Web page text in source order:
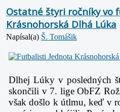
Ostatné štyri ročníky vo
Krásnohorská Dlhá Lúka
Napísal(a) Š. Tomášik
Dlhej Lúky v posledných
skončili v 7. lige ObFZ
však došlo k útlmu, keď v